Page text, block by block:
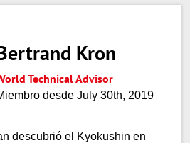
Kron
Technical Advisor
desde July 30th, 2019
descubrió el Kyokushin en